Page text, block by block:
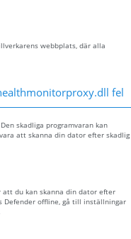
webbplats, där alla
fel
skadliga programvaran kan
att skanna din dator efter skadlig
att du kan skanna din dator efter
Defender offline, gå till inställningar